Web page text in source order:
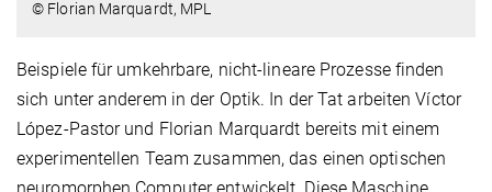
© Florian Marquardt, MPL
Beispiele für umkehrbare, nicht-lineare Prozesse finden
sich unter anderem in der Optik. In der Tat arbeiten Víctor
López-Pastor und Florian Marquardt bereits mit einem
experimentellen Team zusammen, das einen optischen